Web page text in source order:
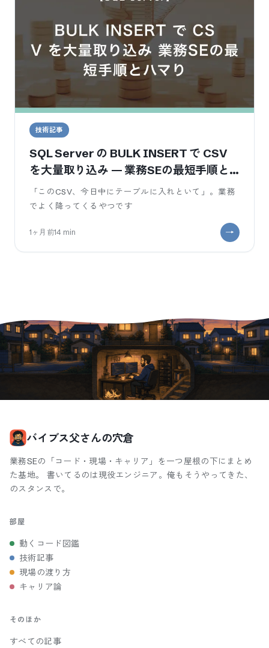
技術記事
SQL Server の BULK INSERT で CSV
を大量取り込み — 業務SEの最短手順と
ハマり
「このCSV、今日中にテーブルに入れといて」。業務
でよく降ってくるやつです
1ヶ月前14 min
バイブス父さんの穴倉
業務SEの「コード・現場・キャリア」を一つ屋根の下にまとめ
た基地。 書いてるのは現役エンジニア。俺もそうやってきた、
のスタンスで。
部屋
動くコード図鑑
技術記事
現場の渡り方
キャリア論
そのほか
すべての記事